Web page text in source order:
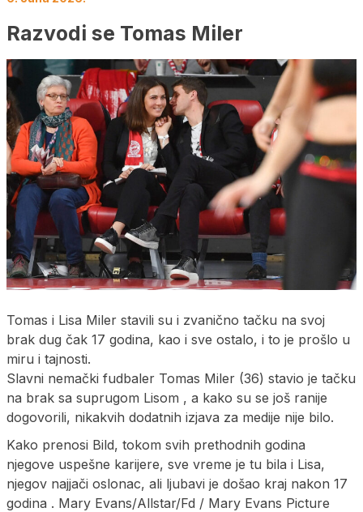
Razvodi se Tomas Miler
Tomas i Lisa Miler stavili su i zvanično tačku na svoj
brak dug čak 17 godina, kao i sve ostalo, i to je prošlo u
miru i tajnosti.
Slavni nemački fudbaler Tomas Miler (36) stavio je tačku
na brak sa suprugom Lisom , a kako su se još ranije
dogovorili, nikakvih dodatnih izjava za medije nije bilo.
Kako prenosi Bild, tokom svih prethodnih godina
njegove uspešne karijere, sve vreme je tu bila i Lisa,
njegov najjači oslonac, ali ljubavi je došao kraj nakon 17
godina . Mary Evans/Allstar/Fd / Mary Evans Picture